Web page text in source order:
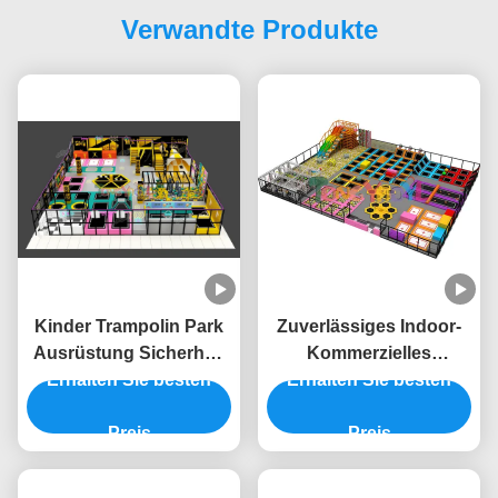
Verwandte Produkte
Kinder Trampolin Park
Ausrüstung Sicherheit
Springen Spielplatz
Erhalten Sie besten
Preis
Zuverlässiges Indoor-
Kommerzielles
Trampolin-Ausrüstung
mit Trampolin
Erhalten Sie besten
Preis